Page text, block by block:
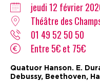
jeudi 12 février
Théâtre des
01 49 52 50 50
Entre 5€ et 75€
Quatuor Hanson. E.
Debussy, Beethoven,